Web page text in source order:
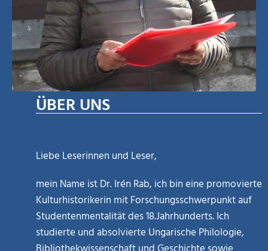
ÜBER UNS
Liebe Leserinnen und Leser,
mein Name ist Dr. Irén Rab, ich bin eine promovierte
Kulturhistorikerin mit Forschungsschwerpunkt auf
Studentenmentalität des 18.Jahrhunderts. Ich
studierte und absolvierte Ungarische Philologie,